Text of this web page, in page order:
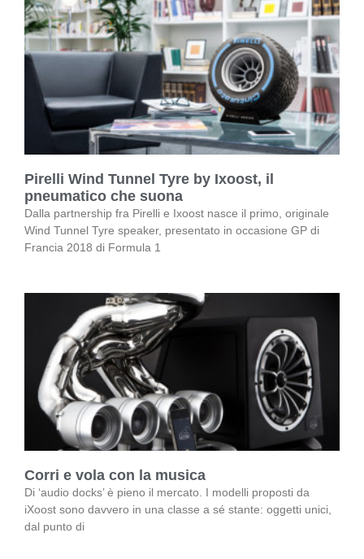
Pirelli Wind Tunnel Tyre by Ixoost, il
pneumatico che suona
Dalla partnership fra Pirelli e Ixoost nasce il primo, originale
Wind Tunnel Tyre speaker, presentato in occasione GP di
Francia 2018 di Formula 1
Corri e vola con la musica
Di ‘audio docks’ è pieno il mercato. I modelli proposti da
iXoost sono davvero in una classe a sé stante: oggetti unici,
dal punto di